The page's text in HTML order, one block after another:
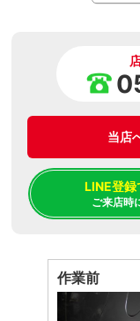
当店
LINE登
ご来店時
作業前